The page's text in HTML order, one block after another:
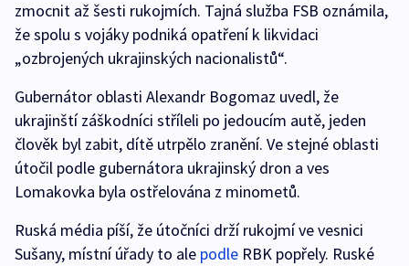
zmocnit až šesti rukojmích. Tajná služba FSB oznámila,
že spolu s vojáky podniká opatření k likvidaci
„ozbrojených ukrajinských nacionalistů“.
Gubernátor oblasti Alexandr Bogomaz uvedl, že
ukrajinští záškodníci stříleli po jedoucím autě, jeden
člověk byl zabit, dítě utrpělo zranění. Ve stejné oblasti
útočil podle gubernátora ukrajinský dron a ves
Lomakovka byla ostřelována z minometů.
Ruská média píší, že útočníci drží rukojmí ve vesnici
Sušany, místní úřady to ale podle RBK popřely. Ruské